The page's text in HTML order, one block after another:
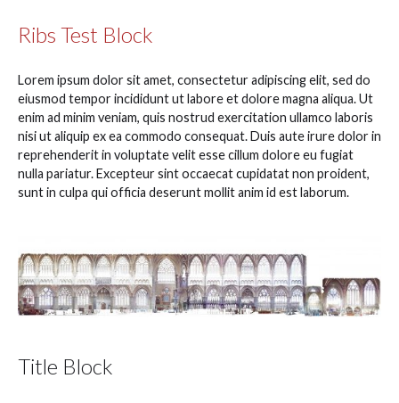
Ribs Test Block
Lorem ipsum dolor sit amet, consectetur adipiscing elit, sed do
eiusmod tempor incididunt ut labore et dolore magna aliqua. Ut
enim ad minim veniam, quis nostrud exercitation ullamco laboris
nisi ut aliquip ex ea commodo consequat. Duis aute irure dolor in
reprehenderit in voluptate velit esse cillum dolore eu fugiat
nulla pariatur. Excepteur sint occaecat cupidatat non proident,
sunt in culpa qui officia deserunt mollit anim id est laborum.
Title Block